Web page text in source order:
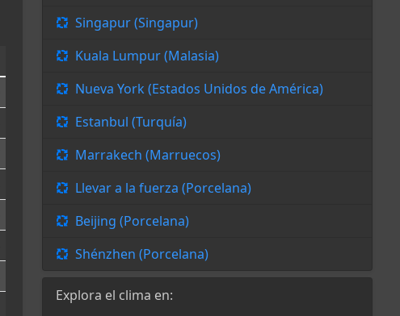
Singapur (Singapur)
Kuala Lumpur (Malasia)
Nueva York (Estados Unidos de América)
Estanbul (Turquía)
Marrakech (Marruecos)
Llevar a la fuerza (Porcelana)
Beijing (Porcelana)
Shénzhen (Porcelana)
Explora el clima en: